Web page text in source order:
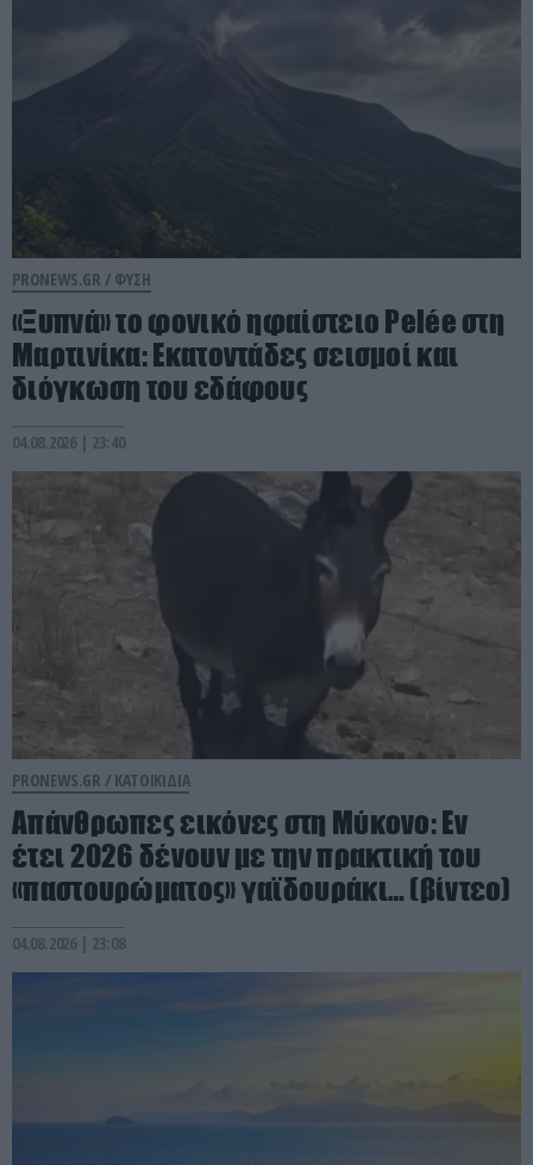
PRONEWS.GR / ΦΥΣΗ
«Ξυπνά» το φονικό ηφαίστειο Pelée στη
Μαρτινίκα: Εκατοντάδες σεισμοί και
διόγκωση του εδάφους
04.08.2026 | 23:40
PRONEWS.GR / ΚΑΤΟΙΚΙΔΙΑ
Απάνθρωπες εικόνες στη Μύκονο: Εν
έτει 2026 δένουν με την πρακτική του
«παστουρώματος» γαϊδουράκι… (βίντεο)
04.08.2026 | 23:08